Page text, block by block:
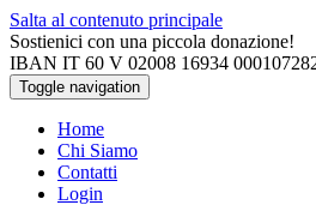
Salta al contenuto principale
Sostienici con una piccola donazione!
IBAN IT 60 V 02008 16934
Toggle navigation
Home
Chi Siamo
Contatti
Login